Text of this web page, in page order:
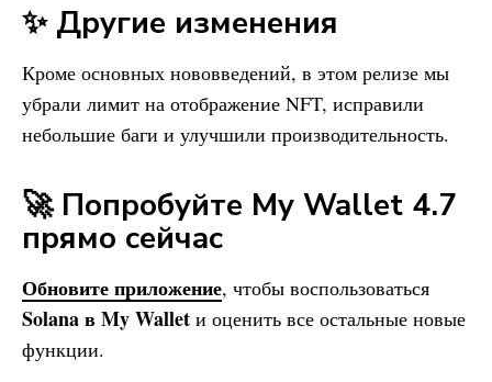
✨ Другие изменения
Кроме основных нововведений, в этом релизе мы
убрали лимит на отображение NFT, исправили
небольшие баги и улучшили производительность.
🚀 Попробуйте My Wallet 4.7
прямо сейчас
Обновите приложение, чтобы воспользоваться
Solana вMy Wallet и оценить все остальные новые
функции.